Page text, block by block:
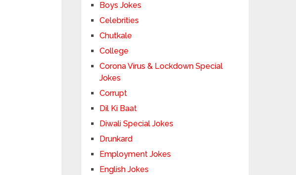
Boys Jokes
Celebrities
Chutkale
College
Corona Virus & Lockdown Special
Jokes
Corrupt
Dil Ki Baat
Diwali Special Jokes
Drunkard
Employment Jokes
English Jokes